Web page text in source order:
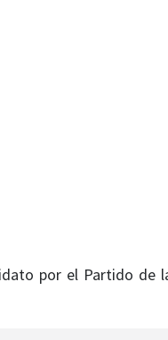
por el Partido de